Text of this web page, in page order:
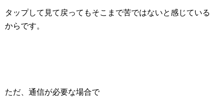
タップして見て戻ってもそこまで苦ではないと感じている
からです。
ただ、通信が必要な場合で